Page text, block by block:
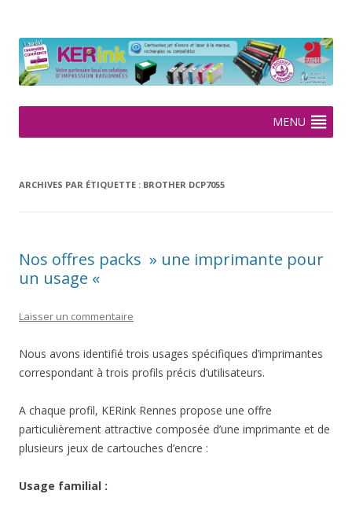
2005
MENU
ARCHIVES PAR ÉTIQUETTE : BROTHER DCP7055
Nos offres packs » une imprimante pour
un usage «
Laisser un commentaire
Nous avons identifié trois usages spécifiques d’imprimantes
correspondant à trois profils précis d’utilisateurs.
A chaque profil, KERink Rennes propose une offre
particulièrement attractive composée d’une imprimante et de
plusieurs jeux de cartouches d’encre :
Usage familial :